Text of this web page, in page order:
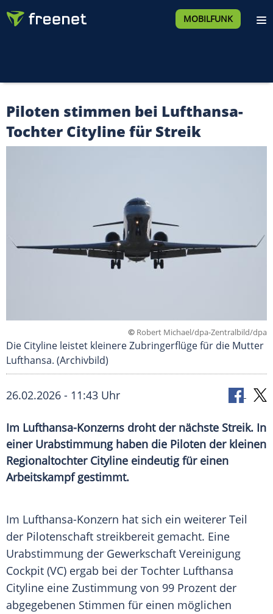
MOBILFUNK
Piloten stimmen bei Lufthansa-
Tochter Cityline für Streik
© Robert Michael/dpa-Zentralbild/dpa
Die Cityline leistet kleinere Zubringerflüge für die Mutter
Lufthansa. (Archivbild)
26.02.2026 - 11:43 Uhr
Im Lufthansa-Konzerns droht der nächste Streik. In
einer Urabstimmung haben die Piloten der kleinen
Regionaltochter Cityline eindeutig für einen
Arbeitskampf gestimmt.
Im Lufthansa-Konzern hat sich ein weiterer Teil
der Pilotenschaft streikbereit gemacht. Eine
Urabstimmung der Gewerkschaft Vereinigung
Cockpit (VC) ergab bei der Tochter Lufthansa
Cityline eine Zustimmung von 99 Prozent der
abgegebenen Stimmen für einen möglichen